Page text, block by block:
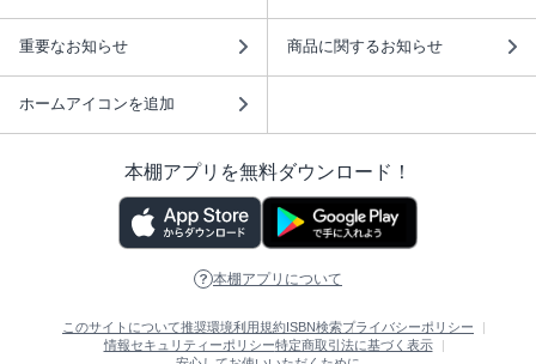
重要なお知らせ 商品に関するお知らせ
ホームアイコンを追加
本棚アプリを無料ダウンロード！
本棚アプリについて
このサイトについて推奨環境利用規約ISBN検索プライバシーポリシー
情報セキュリティーポリシー特定商取引法に基づく表示